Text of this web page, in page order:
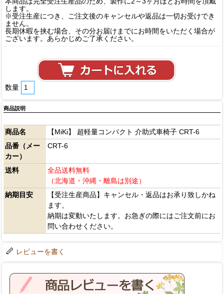
します。
※受注生産につき、ご注文後のキャンセルや返品は一切お受けでき
ません。
長期休暇を挟む場合、その分お届けまでにお時間をいただく場合が
ございます。あらかじめご了承ください。
数量
商品説明
商品名
【MiKi】 超軽量コンパクト 介助式車椅子 CRT-6
品番（メー
カー）
CRT-6
送料
全品送料無料
（北海道・沖縄・離島は別途）
納期目安
【受注生産商品】キャンセル・返品はお承り致しかね
ます。
納期は変動いたします。お急ぎの際にはご注文前にお
問い合わせください。
レビューを書く